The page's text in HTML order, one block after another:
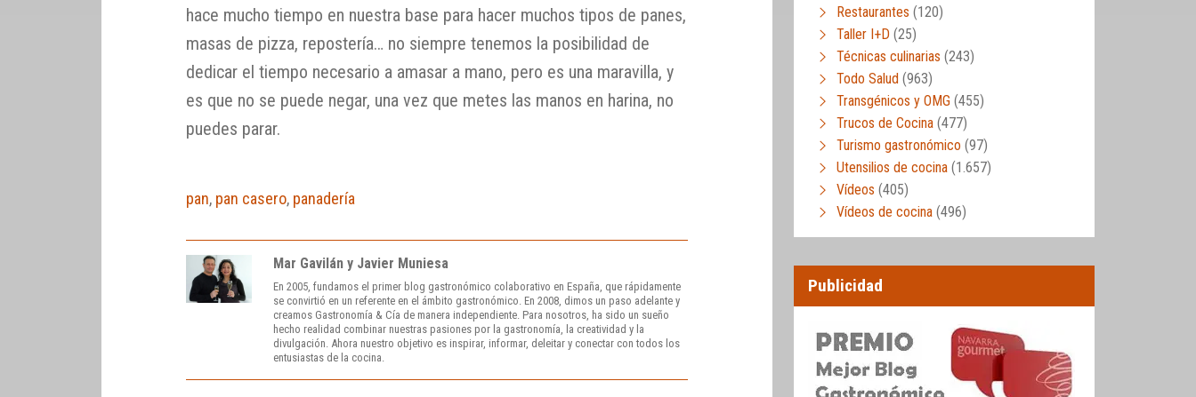
hace mucho tiempo en nuestra base para hacer muchos tipos de panes,
masas de pizza, repostería… no siempre tenemos la posibilidad de
dedicar el tiempo necesario a amasar a mano, pero es una maravilla, y
es que no se puede negar, una vez que metes las manos en harina, no
puedes parar.
pan, pan casero, panadería
Mar Gavilán y Javier Muniesa
En 2005, fundamos el primer blog gastronómico colaborativo en España, que rápidamente
se convirtió en un referente en el ámbito gastronómico. En 2008, dimos un paso adelante y
creamos Gastronomía & Cía de manera independiente. Para nosotros, ha sido un sueño
hecho realidad combinar nuestras pasiones por la gastronomía, la creatividad y la
divulgación. Ahora nuestro objetivo es inspirar, informar, deleitar y conectar con todos los
entusiastas de la cocina.
Restaurantes (120)
Taller I+D (25)
Técnicas culinarias (243)
Todo Salud (963)
Transgénicos y OMG (455)
Trucos de Cocina (477)
Turismo gastronómico (97)
Utensilios de cocina (1.657)
Vídeos (405)
Vídeos de cocina (496)
Publicidad